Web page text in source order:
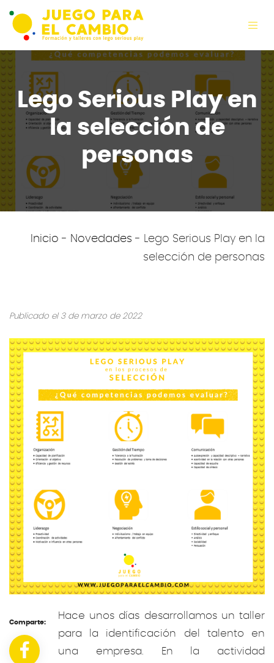
Lego Serious Play en
la selección de
personas
Inicio - Novedades - Lego Serious Play en la
selección de personas
Publicado el 3 de marzo de 2022
Comparte:
Hace unos días desarrollamos un taller
para la identificación del talento en
una empresa. En la actividad